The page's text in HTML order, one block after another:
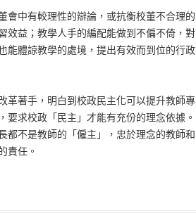
會中有較理性的辯論，或抗衡校董不合理的
效益；教學人手的編配能做到不偏不倚，對
能體諒教學的處境，提出有效而到位的行政
革著手，明白到校政民主化可以提升教師專
求校政「民主」才能有充份的理念依據。
都不是教師的「僱主」，忠於理念的教師和
責任。